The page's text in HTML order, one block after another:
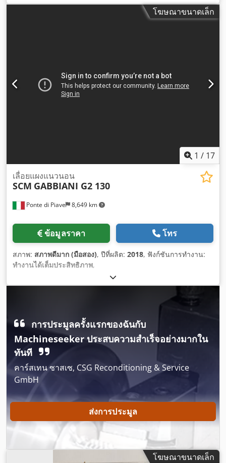
โฆษณาขนาดเล็ก
1 / 17
Ponte di Piave 8,649 km
เลื่อยแผงแนวนอน
SCM GABBIANI G2 130
ข้อมูลราคา โทร
สภาพ: สภาพดีมาก (มือสอง), ปีที่ผลิต: 2018, ฟังก์ชันการทำงาน:
ทำงานได้เต็มประสิทธิภาพ,
การประมูลครั้งแรกของฉันกับ
Machineseeker ประสบความสำเร็จอย่างมากใน
ทันที
คาร์สเทน ซาสเซ, CSG Reconditioning & Service
GmbH
ส่งการประมูล
โฆษณาขนาดเล็ก